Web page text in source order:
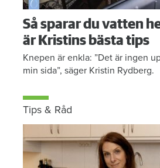
Så sparar du vatten
är Kristins bästa tips
Knepen är enkla: ”Det är ingen
min sida”, säger Kristin Rydberg.
Tips & Råd